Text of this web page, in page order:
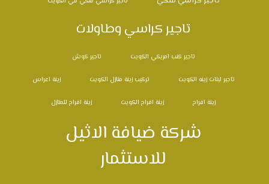
تاجير كراسي وطاولات
تاجير كنب امريكي الكويت تاجير كوش
تاجير ليتات زينه الكويت تركيب زينة منازل الكويت زينة اعراس
زينة افراح زينة افراح الكويت زينة افراح للمنازل
شركة ضيافة الاثيل
للاستثمار